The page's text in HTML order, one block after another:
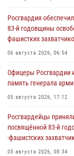
Росгвардия
83-й годовщины
фашистких
06 августа 2026, 06:54
Офицеры Росгвардии
память генерала
05 августа 2026, 17:12
Росгвардейцы
посвящённой 83‑й
‑фашистских
05 августа 2026, 08:34